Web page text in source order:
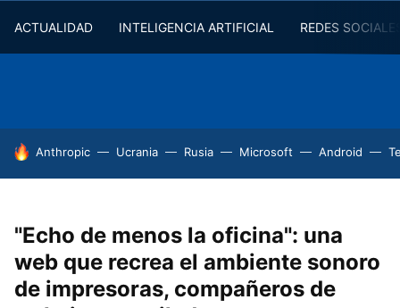
ACTUALIDAD INTELIGENCIA ARTIFICIAL REDES
HOY SE HABLA DE
Anthropic Ucrania Rusia Microsoft Android
"Echo de menos la oficina": una
web que recrea el ambiente sonoro
de impresoras, compañeros de